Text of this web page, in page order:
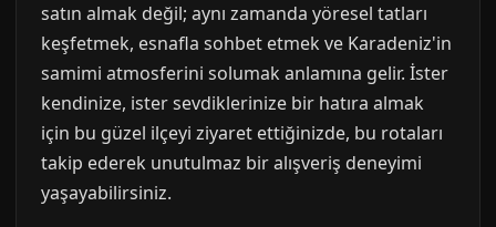
satın almak değil; aynı zamanda yöresel tatları
keşfetmek, esnafla sohbet etmek ve Karadeniz'in
samimi atmosferini solumak anlamına gelir. İster
kendinize, ister sevdiklerinize bir hatıra almak
için bu güzel ilçeyi ziyaret ettiğinizde, bu rotaları
takip ederek unutulmaz bir alışveriş deneyimi
yaşayabilirsiniz.